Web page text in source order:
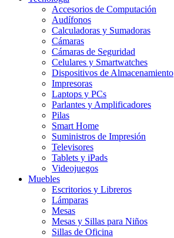
Accesorios de Computación
Audífonos
Calculadoras y Sumadoras
Cámaras
Cámaras de Seguridad
Celulares y Smartwatches
Dispositivos de Almacenamiento
Impresoras
Laptops y PCs
Parlantes y Amplificadores
Pilas
Smart Home
Suministros de Impresión
Televisores
Tablets y iPads
Videojuegos
Muebles
Escritorios y Libreros
Lámparas
Mesas
Mesas y Sillas para Niños
Sillas de Oficina